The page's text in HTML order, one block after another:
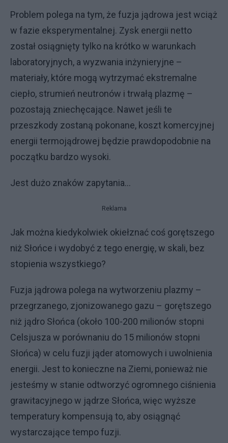
Problem polega na tym, że fuzja jądrowa jest wciąż
w fazie eksperymentalnej. Zysk energii netto
został osiągnięty tylko na krótko w warunkach
laboratoryjnych, a wyzwania inżynieryjne –
materiały, które mogą wytrzymać ekstremalne
ciepło, strumień neutronów i trwałą plazmę –
pozostają zniechęcające. Nawet jeśli te
przeszkody zostaną pokonane, koszt komercyjnej
energii termojądrowej będzie prawdopodobnie na
początku bardzo wysoki.
Jest dużo znaków zapytania...
Reklama
Jak można kiedykolwiek okiełznać coś gorętszego
niż Słońce i wydobyć z tego energię, w skali, bez
stopienia wszystkiego?
Fuzja jądrowa polega na wytworzeniu plazmy –
przegrzanego, zjonizowanego gazu – gorętszego
niż jądro Słońca (około 100-200 milionów stopni
Celsjusza w porównaniu do 15 milionów stopni
Słońca) w celu fuzji jąder atomowych i uwolnienia
energii. Jest to konieczne na Ziemi, ponieważ nie
jesteśmy w stanie odtworzyć ogromnego ciśnienia
grawitacyjnego w jądrze Słońca, więc wyższe
temperatury kompensują to, aby osiągnąć
wystarczające tempo fuzji.